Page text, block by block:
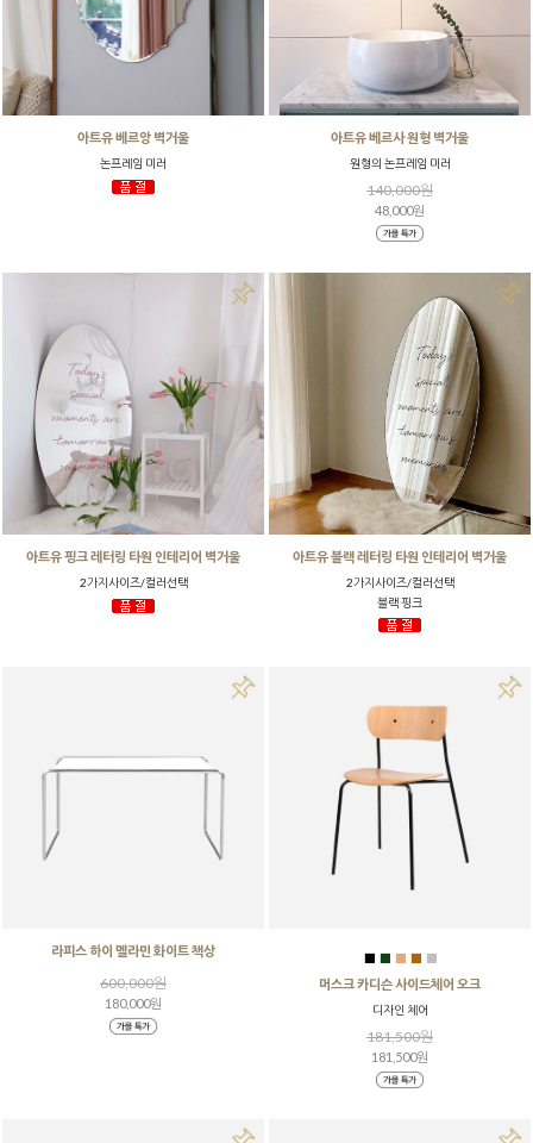
아트유 베르앙 벽거울
논프레임 미러
아트유 베르사 원형 벽거울
원형의 논프레임 미러
140,000원
48,000원
아트유 핑크 레터링 타원 인테리어 벽거울
2가지사이즈/컬러선택
아트유 블랙 레터링 타원 인테리어 벽거울
2가지사이즈/컬러선택
블랙 핑크
라피스 하이 멜라민 화이트 책상
600,000원
180,000원
■ ■ ■ ■ ■
머스크 카디슨 사이드체어 오크
디자인 체어
181,500원
181,500원